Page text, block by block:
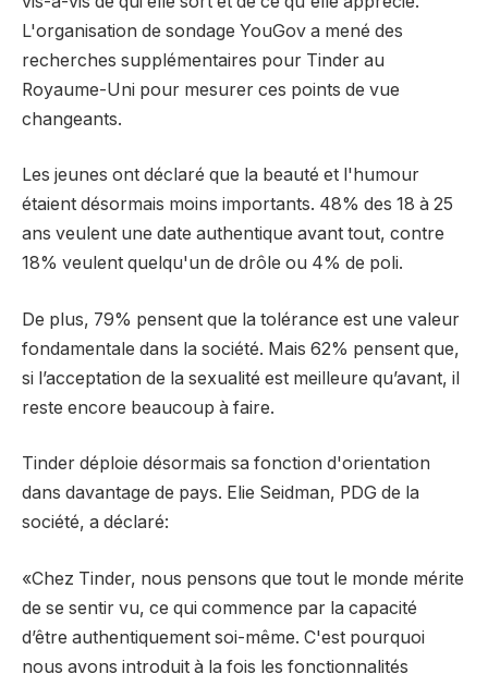
L'organisation de sondage YouGov a mené des
recherches supplémentaires pour Tinder au
Royaume-Uni pour mesurer ces points de vue
changeants.
Les jeunes ont déclaré que la beauté et l'humour
étaient désormais moins importants. 48% des 18 à 25
ans veulent une date authentique avant tout, contre
18% veulent quelqu'un de drôle ou 4% de poli.
De plus, 79% pensent que la tolérance est une valeur
fondamentale dans la société. Mais 62% pensent que,
si l’acceptation de la sexualité est meilleure qu’avant, il
reste encore beaucoup à faire.
Tinder déploie désormais sa fonction d'orientation
dans davantage de pays. Elie Seidman, PDG de la
société, a déclaré:
«Chez Tinder, nous pensons que tout le monde mérite
de se sentir vu, ce qui commence par la capacité
d’être authentiquement soi-même. C'est pourquoi
nous avons introduit à la fois les fonctionnalités